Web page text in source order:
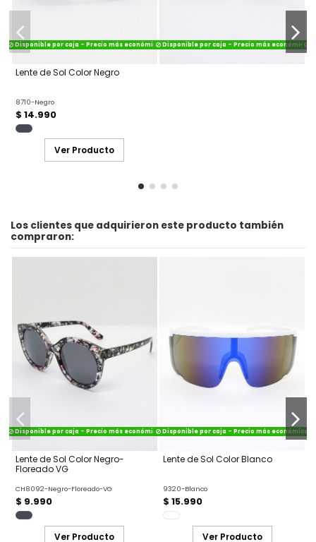
Disponible por caja - Precio más económico
Lente de Sol Color Negro
8710-Negro
$ 14.990
Ver Producto
Disponible por caja - Precio más económico
Los clientes que adquirieron este producto también
compraron:
Disponible por caja - Precio más económico
Lente de Sol Color Negro-
Floreado VG
CH8092-Negro-Floreado-VG
$ 9.990
Ver Producto
Disponible por caja - Precio más económico
Lente de Sol Color Blanco
9320-Blanco
$ 15.990
Ver Producto